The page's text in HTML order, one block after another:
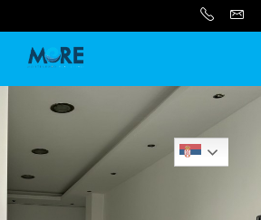
Serbian